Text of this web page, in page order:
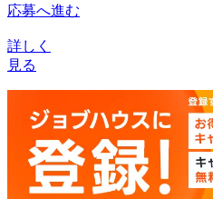
応募へ進む
詳しく
見る